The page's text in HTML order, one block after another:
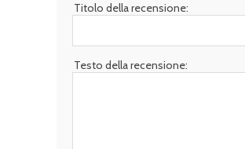
Titolo della recensione:
Testo della recensione: